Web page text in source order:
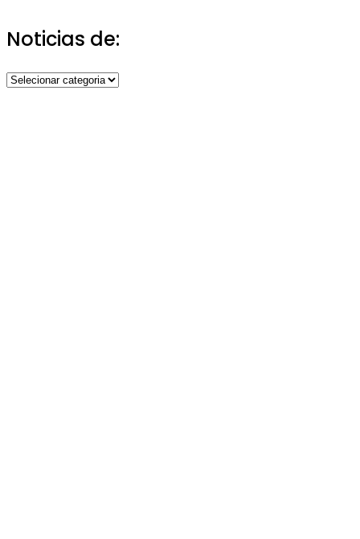
Noticias de:
Noticias